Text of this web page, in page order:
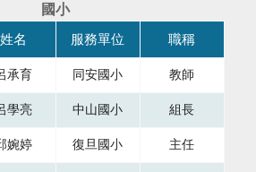
國小
共有四個直欄，第一直欄銜稱，第二直
姓名 服務單位 職稱
承育 同安國小 教師
學亮 中山國小 組長
婉婷 復旦國小 主任